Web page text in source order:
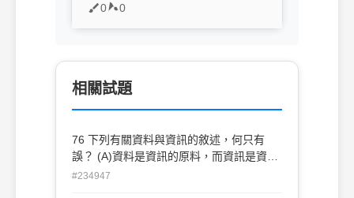
0 0
相關試題
76 下列有關資料與資訊的敘述，何只有
誤？ (A)資料是資訊的原料，而資訊是資料
有系統的組合之產品 (B)資訊是指可用以幫
#234947